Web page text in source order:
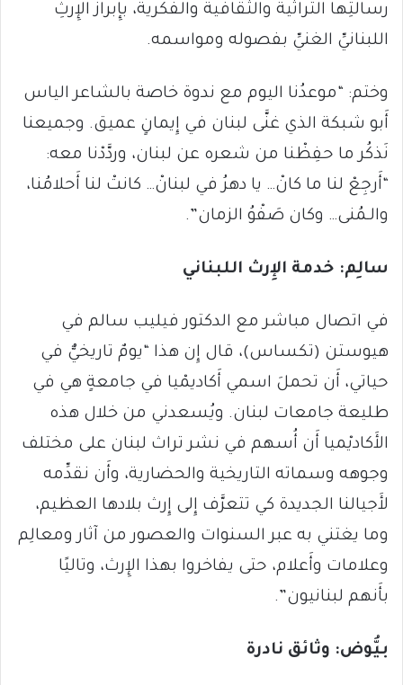
رسالتِها التراثية والثقافية والفكرية، بإِبراز الإِرثِ
اللبنانيِّ الغنيِّ بفصوله ومواسمه.
وختم: “موعدُنا اليوم مع ندوة خاصة بالشاعر الياس
أَبو شبكة الذي غنَّى لبنان في إِيمانٍ عميق. وجميعنا
نَذكُر ما حفِظْنا من شعره عن لبنان، وردَّدْنا معه:
“أَرجِعْ لنا ما كانْ… يا دهرُ في لبنانْ… كانتْ لنا أَحلامُنا،
والـمُنى… وكان صَفْوُ الزمان”.
سالِم: خدمة الإِرث اللبناني
في اتصال مباشر مع الدكتور فيليب سالم في
هيوستن (تكساس)، قال إِن هذا “يومٌ تاريخيٌّ في
حياتي، أَن تحملَ اسمي أَكاديمْيا في جامعةٍ هي في
طليعة جامعات لبنان. ويُسعدني من خلال هذه
الأَكاديْميا أَن أُسهم في نشر تراث لبنان على مختلف
وجوهه وسماته التاريخية والحضارية، وأَن نقدِّمه
لأَجيالنا الجديدة كي تتعرَّف إِلى إِرث بلادها العظيم،
وما يغتني به عبر السنوات والعصور من آثار ومعالِم
وعلامات وأَعلام، حتى يفاخروا بهذا الإِرث، وتاليًا
بأَنهم لبنانيون”.
بيُّوض: وثائق نادرة